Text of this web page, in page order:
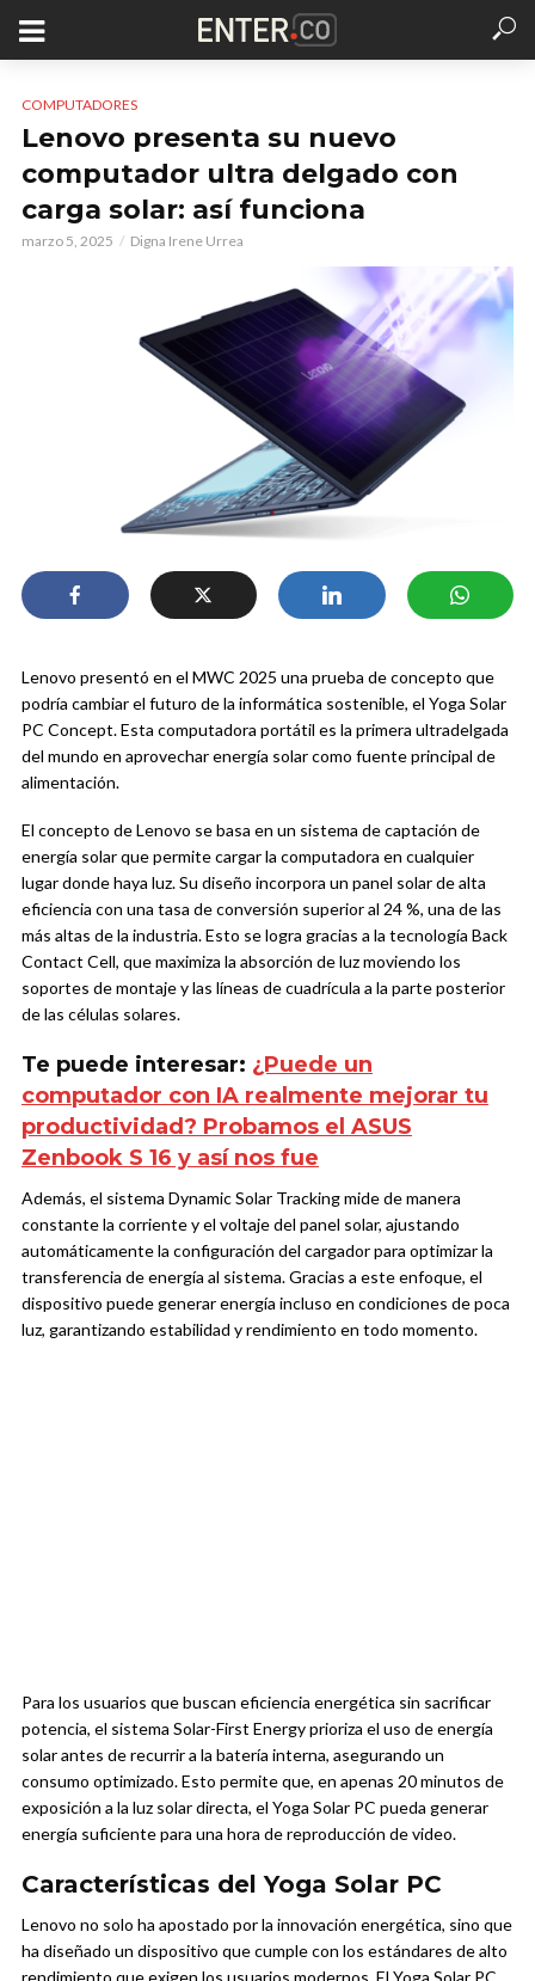
COMPUTADORES
Lenovo presenta su nuevo
computador ultra delgado con
carga solar: así funciona
marzo 5, 2025 Digna Irene Urrea
Lenovo presentó en el MWC 2025 una prueba de concepto que
podría cambiar el futuro de la informática sostenible, el Yoga Solar
PC Concept. Esta computadora portátil es la primera ultradelgada
del mundo en aprovechar energía solar como fuente principal de
alimentación.
El concepto de Lenovo se basa en un sistema de captación de
energía solar que permite cargar la computadora en cualquier
lugar donde haya luz. Su diseño incorpora un panel solar de alta
eficiencia con una tasa de conversión superior al 24 %, una de las
más altas de la industria. Esto se logra gracias a la tecnología Back
Contact Cell, que maximiza la absorción de luz moviendo los
soportes de montaje y las líneas de cuadrícula a la parte posterior
de las células solares.
Te puede interesar: ¿Puede un
computador con IA realmente mejorar tu
productividad? Probamos el ASUS
Zenbook S 16 y así nos fue
Además, el sistema Dynamic Solar Tracking mide de manera
constante la corriente y el voltaje del panel solar, ajustando
automáticamente la configuración del cargador para optimizar la
transferencia de energía al sistema. Gracias a este enfoque, el
dispositivo puede generar energía incluso en condiciones de poca
luz, garantizando estabilidad y rendimiento en todo momento.
Para los usuarios que buscan eficiencia energética sin sacrificar
potencia, el sistema Solar-First Energy prioriza el uso de energía
solar antes de recurrir a la batería interna, asegurando un
consumo optimizado. Esto permite que, en apenas 20 minutos de
exposición a la luz solar directa, el Yoga Solar PC pueda generar
energía suficiente para una hora de reproducción de video.
Características del Yoga Solar PC
Lenovo no solo ha apostado por la innovación energética, sino que
ha diseñado un dispositivo que cumple con los estándares de alto